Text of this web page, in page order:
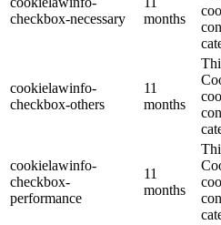
checkbox-necessary
months
cookielawinfo-
checkbox-others
11
months
cookielawinfo-
checkbox-
performance
11
months